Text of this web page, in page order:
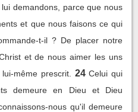
demandons, parce que nous
et que nous faisons ce qui
t-il ? De placer notre
et de nous aimer les uns
même prescrit.
24 Celui qui
demeure en Dieu et Dieu
nous qu'il demeure